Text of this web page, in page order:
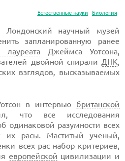
Естественные науки Биология
Лондонский научный музей
запланированную ранее
лауреата Джеймса Уотсона,
двойной спирали ДНК,
взглядов, высказываемых
в интервью британской
что все исследования
одинаковой разумности всех
их расы. Маститый ученый,
всех рас набор критериев,
европейской цивилизации и